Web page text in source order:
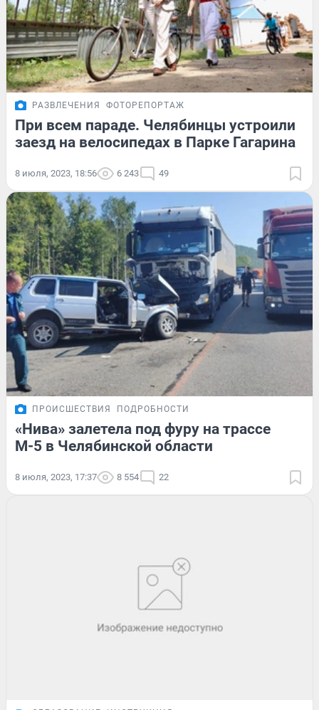
РАЗВЛЕЧЕНИЯ ФОТОРЕПОРТАЖ
При всем параде. Челябинцы устроили
заезд на велосипедах в Парке Гагарина
8 июля, 2023, 18:56 6 243 49
ПРОИСШЕСТВИЯ ПОДРОБНОСТИ
«Нива» залетела под фуру на трассе
М-5 в Челябинской области
8 июля, 2023, 17:37 8 554 22